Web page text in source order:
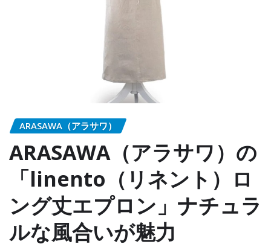
ARASAWA（アラサワ）
ARASAWA（アラサワ）の
「linento（リネント）ロ
ング丈エプロン」ナチュラ
ルな風合いが魅力